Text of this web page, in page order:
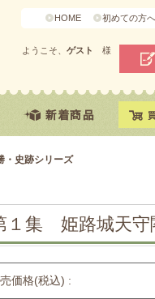
HOME 初めての方へ
ようこそ、 ゲスト 様
・史跡シリーズ
１集 姫路城天守
価格(税込) :